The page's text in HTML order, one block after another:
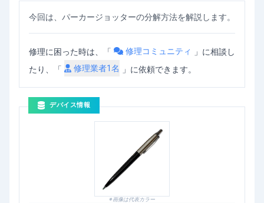
今回は、パーカージョッターの分解方法を解説します。
修理に困った時は、「 修理コミュニティ 」 に相談し
たり、「
修理業者1名 」に依頼できます。
デバイス情報
※画像は代表カラー